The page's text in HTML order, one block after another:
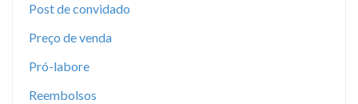
Post de convidado
Preço de venda
Pró-labore
Reembolsos